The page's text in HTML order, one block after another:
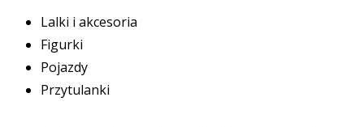
Lalki i akcesoria
Figurki
Pojazdy
Przytulanki